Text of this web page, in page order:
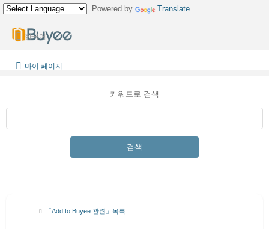
Powered by Translate
한국어
마이 페이지
키워드로 검색
검색
「Add to Buyee 관련」목록